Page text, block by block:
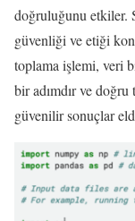
doğruluğunu etkiler.
güvenliği ve etiği
toplama işlemi, veri
bir adımdır ve
güvenilir sonuçlar